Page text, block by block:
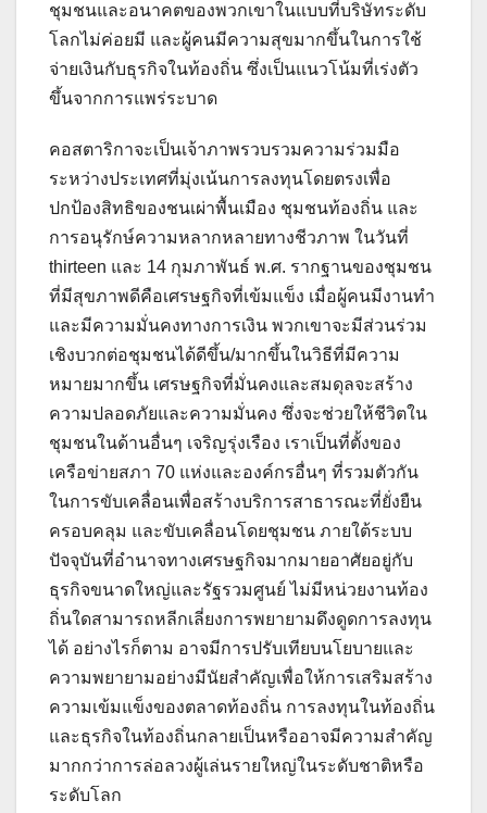
ชุมชนและอนาคตของพวกเขาในแบบที่บริษัทระดับ
โลกไม่ค่อยมี และผู้คนมีความสุขมากขึ้นในการใช้
จ่ายเงินกับธุรกิจในท้องถิ่น ซึ่งเป็นแนวโน้มที่เร่งตัว
ขึ้นจากการแพร่ระบาด
คอสตาริกาจะเป็นเจ้าภาพรวบรวมความร่วมมือ
ระหว่างประเทศที่มุ่งเน้นการลงทุนโดยตรงเพื่อ
ปกป้องสิทธิของชนเผ่าพื้นเมือง ชุมชนท้องถิ่น และ
การอนุรักษ์ความหลากหลายทางชีวภาพ ในวันที่
thirteen และ 14 กุมภาพันธ์ พ.ศ. รากฐานของชุมชน
ที่มีสุขภาพดีคือเศรษฐกิจที่เข้มแข็ง เมื่อผู้คนมีงานทำ
และมีความมั่นคงทางการเงิน พวกเขาจะมีส่วนร่วม
เชิงบวกต่อชุมชนได้ดีขึ้น/มากขึ้นในวิธีที่มีความ
หมายมากขึ้น เศรษฐกิจที่มั่นคงและสมดุลจะสร้าง
ความปลอดภัยและความมั่นคง ซึ่งจะช่วยให้ชีวิตใน
ชุมชนในด้านอื่นๆ เจริญรุ่งเรือง เราเป็นที่ตั้งของ
เครือข่ายสภา 70 แห่งและองค์กรอื่นๆ ที่รวมตัวกัน
ในการขับเคลื่อนเพื่อสร้างบริการสาธารณะที่ยั่งยืน
ครอบคลุม และขับเคลื่อนโดยชุมชน ภายใต้ระบบ
ปัจจุบันที่อำนาจทางเศรษฐกิจมากมายอาศัยอยู่กับ
ธุรกิจขนาดใหญ่และรัฐรวมศูนย์ ไม่มีหน่วยงานท้อง
ถิ่นใดสามารถหลีกเลี่ยงการพยายามดึงดูดการลงทุน
ได้ อย่างไรก็ตาม อาจมีการปรับเทียบนโยบายและ
ความพยายามอย่างมีนัยสำคัญเพื่อให้การเสริมสร้าง
ความเข้มแข็งของตลาดท้องถิ่น การลงทุนในท้องถิ่น
และธุรกิจในท้องถิ่นกลายเป็นหรืออาจมีความสำคัญ
มากกว่าการล่อลวงผู้เล่นรายใหญ่ในระดับชาติหรือ
ระดับโลก